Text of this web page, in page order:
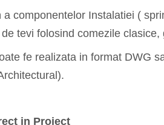
a componentelor Instalatiei (
tevi folosind comezile
fe realizata in format DWG
in Proiect